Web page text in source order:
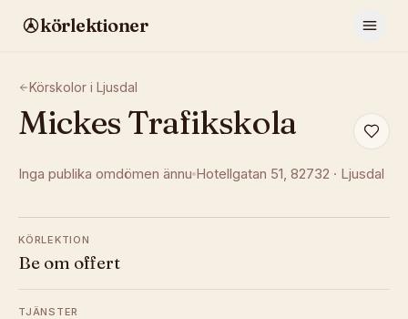
körlektioner
Körskolor i Ljusdal
Mickes Trafikskola
Inga publika omdömen ännu Hotellgatan 51, 82732 · Ljusdal
KÖRLEKTION
Be om offert
TJÄNSTER